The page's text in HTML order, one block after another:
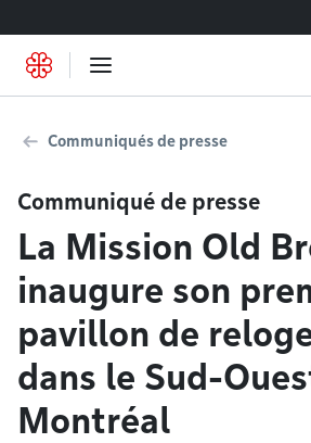
Communiqués de presse
Communiqué de presse
La Mission Old
inaugure son
pavillon de
dans le Sud-
Montréal